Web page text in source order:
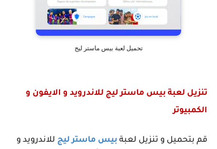
تحميل لعبة بيس ماستر ليج
تنزيل لعبة بيس ماستر ليج للاندرويد و الايفون و
الكمبيوتر
قم بتحميل و تنزيل لعبة بيس ماستر ليج للاندرويد و